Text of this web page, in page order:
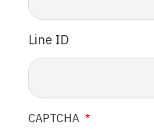
Line ID
CAPTCHA